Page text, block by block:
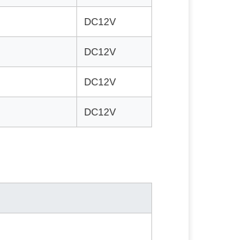
DC12V
DC12V
DC12V
DC12V